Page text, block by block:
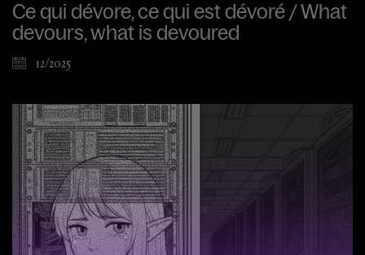
Ce qui dévore, ce qui est dévoré / What
devours, what is devoured
12/2025